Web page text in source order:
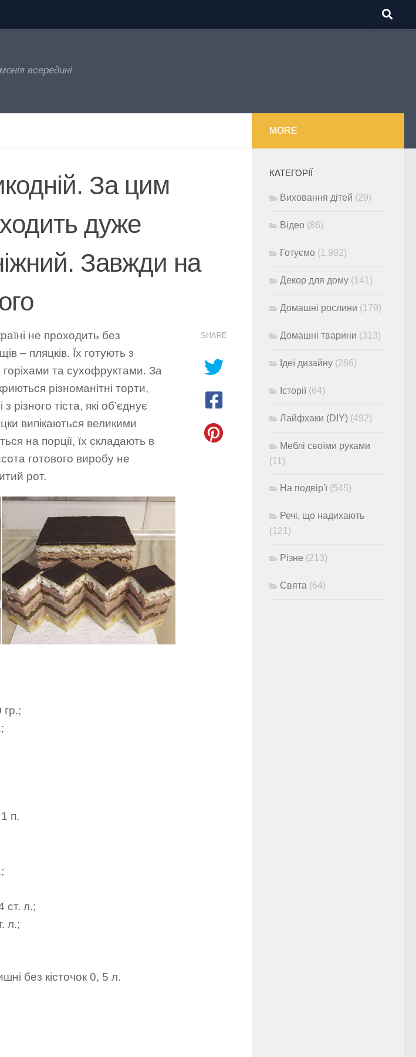
всередині
За цим
дуже
Завжди на
не проходить без
– пляцків. Їх готують з
та сухофруктами. За
різноманітні торти,
різного тіста, які об’єднує
випікаються великими
на порції, їх складають в
готового виробу не
рот.
п.
ст. л.;
л.;
без кісточок 0, 5 л.
SHARE
MORE
КАТЕГОРІЇ
Виховання дітей (29)
Відео (86)
Готуємо (1,982)
Декор для дому (141)
Домашні рослини (179)
Домашні тварини (313)
Ідеї дизайну (286)
Історії(64)
Лайфхаки (DIY) (492)
Меблі своїми руками
(11)
На подвір'ї(545)
Речі, що надихають
(121)
Різне (213)
Свята (64)